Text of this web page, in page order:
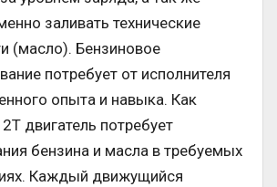
заливать технические
(масло). Бензиновое
потребует от исполнителя
опыта и навыка. Как
двигатель потребует
бензина и масла в требуемых
Каждый движущийся